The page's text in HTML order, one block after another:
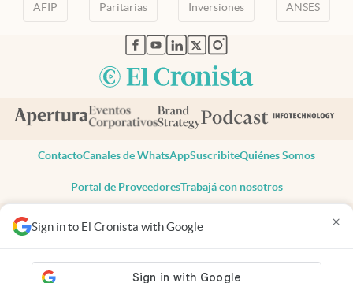
Sign in to El Cronista with Google ×
AFIP Paritarias Inversiones ANSES
abre en nueva pestaña
abre en nueva pestaña
abre en nueva pestaña
abre en nueva pestaña
abre en nueva pestaña
ContactoCanales de WhatsAppSuscribiteQuiénes Somos
Portal de ProveedoresTrabajá con nosotros
Todos los derechos reservados
Privacidad
Consentimiento